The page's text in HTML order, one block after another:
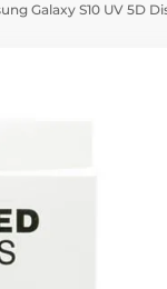
Galaxy S10 UV 5D